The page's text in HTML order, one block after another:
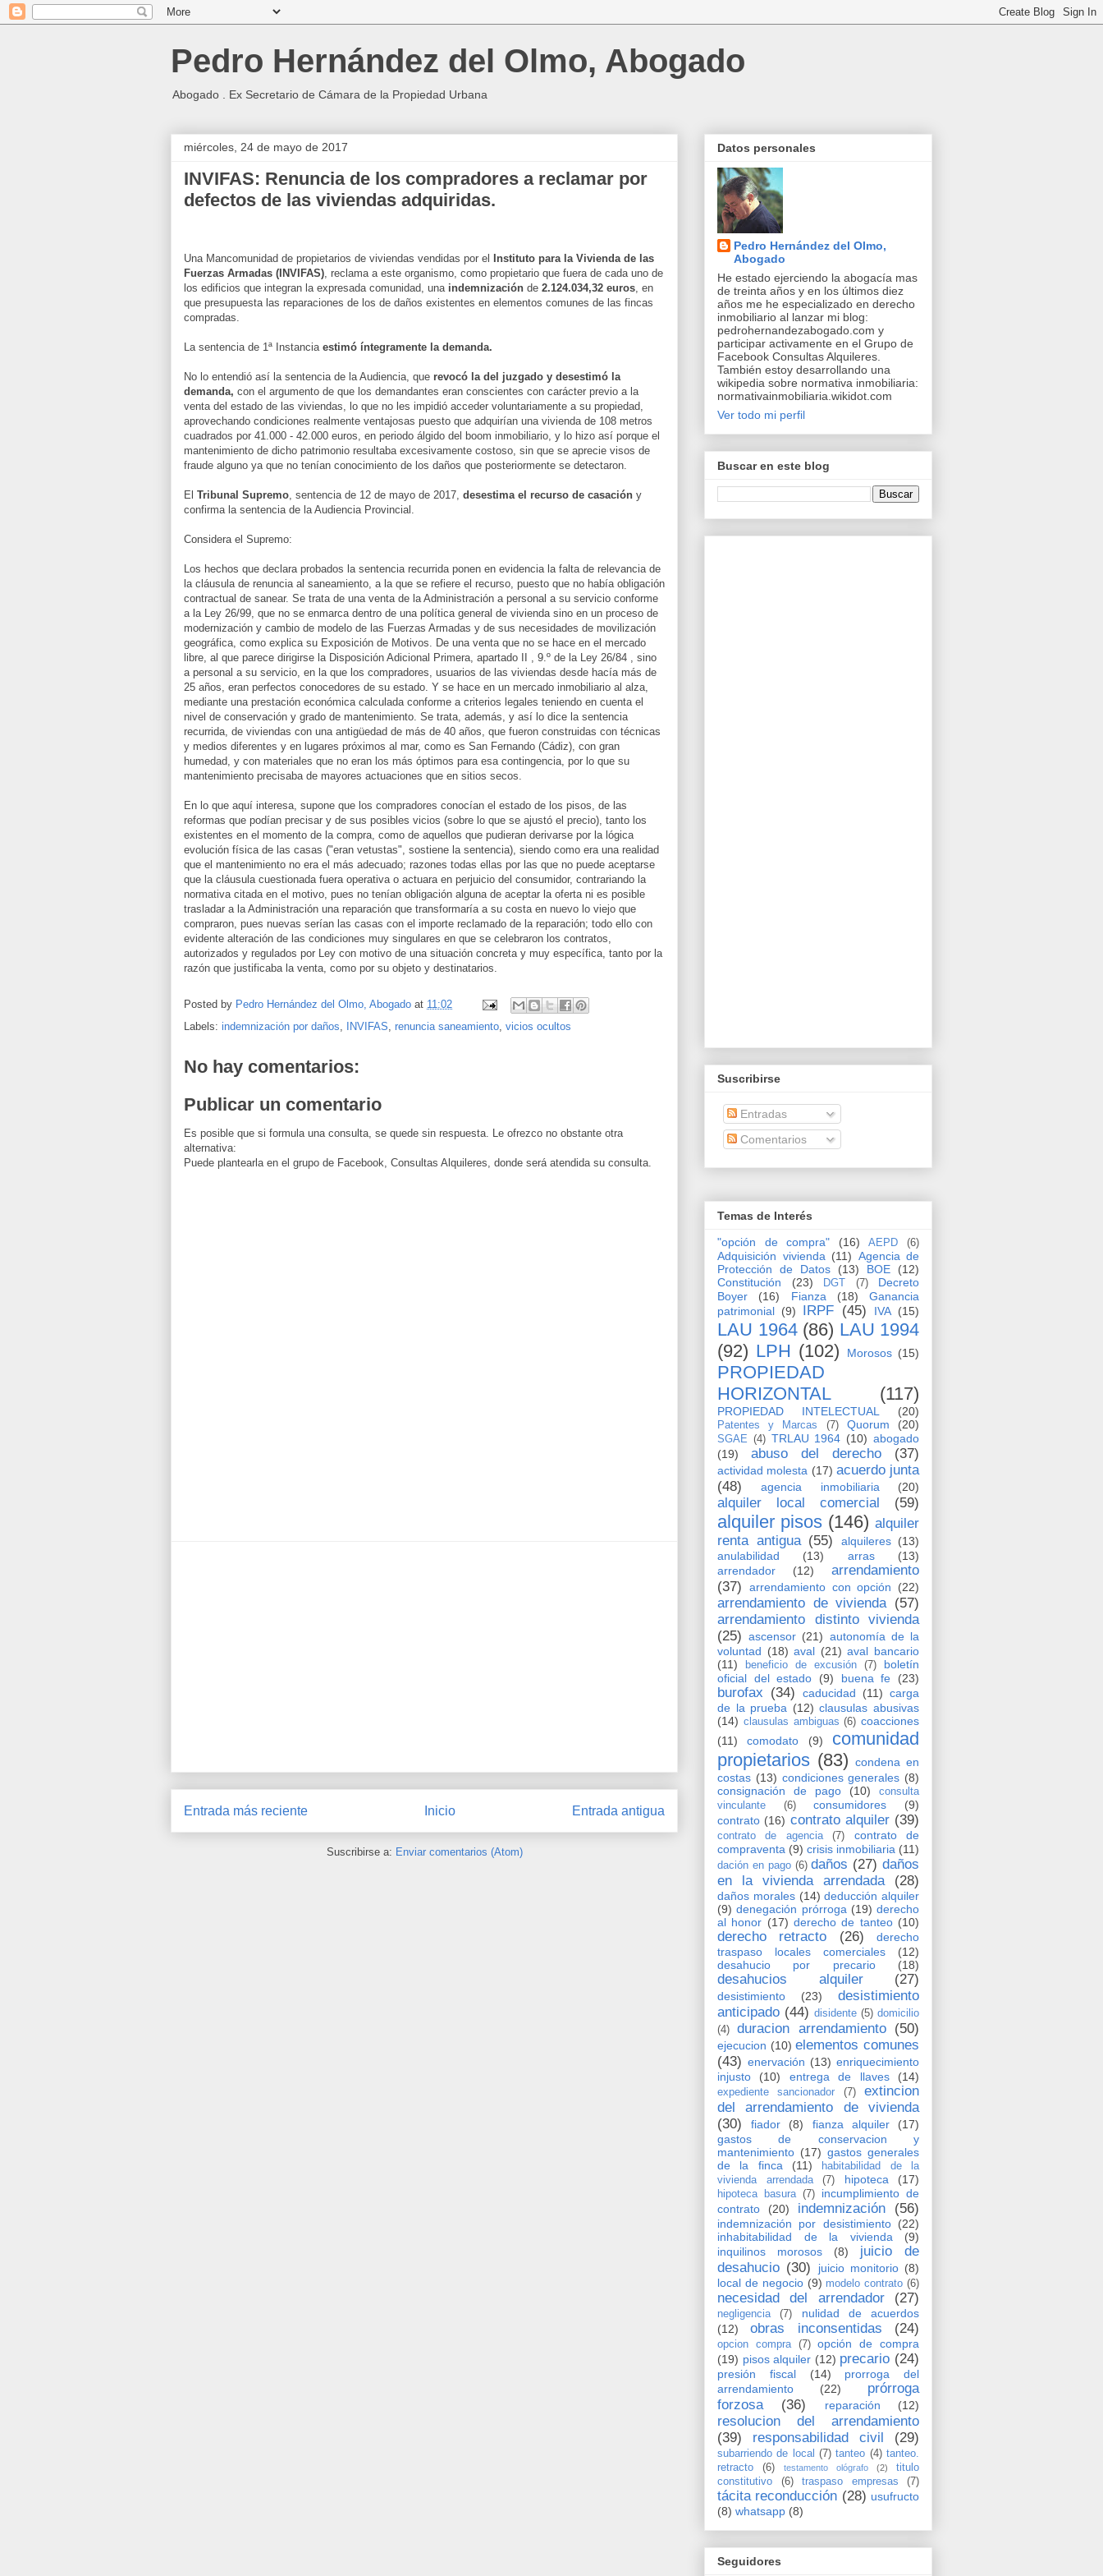
Pedro Hernández del Olmo, Abogado
Abogado . Ex Secretario de Cámara de la Propiedad Urbana
miércoles, 24 de mayo de 2017
INVIFAS: Renuncia de los compradores a reclamar por
defectos de las viviendas adquiridas.
Una Mancomunidad de propietarios de viviendas vendidas por el
Instituto para la Vivienda de las
Fuerzas Armadas (INVIFAS), reclama a este organismo, como propietario que fuera de cada uno de
los edificios que integran la expresada comunidad, una indemnización de 2.124.034,32 euros, en
que presupuesta las reparaciones de los de daños existentes en elementos comunes de las fincas
compradas.
La sentencia de 1ª Instancia estimó íntegramente la demanda.
No lo entendió así la sentencia de la Audiencia, que revocó la del juzgado y desestimó la
demanda, con el argumento de que los demandantes eran conscientes con carácter previo a la
venta del estado de las viviendas, lo que no les impidió acceder voluntariamente a su propiedad,
aprovechando condiciones realmente ventajosas puesto que adquirían una vivienda de 108 metros
cuadrados por 41.000 - 42.000 euros, en periodo álgido del boom inmobiliario, y lo hizo así porque el
mantenimiento de dicho patrimonio resultaba excesivamente costoso, sin que se aprecie visos de
fraude alguno ya que no tenían conocimiento de los daños que posteriormente se detectaron.
El Tribunal Supremo, sentencia de 12 de mayo de 2017, desestima el recurso de casación y
confirma la sentencia de la Audiencia Provincial.
Considera el Supremo:
Los hechos que declara probados la sentencia recurrida ponen en evidencia la falta de relevancia de
la cláusula de renuncia al saneamiento, a la que se refiere el recurso, puesto que no había obligación
contractual de sanear. Se trata de una venta de la Administración a personal a su servicio conforme
a la Ley 26/99, que no se enmarca dentro de una política general de vivienda sino en un proceso de
modernización y cambio de modelo de las Fuerzas Armadas y de sus necesidades de movilización
geográfica, como explica su Exposición de Motivos. De una venta que no se hace en el mercado
libre, al que parece dirigirse la Disposición Adicional Primera, apartado II , 9.º de la Ley 26/84 , sino
a personal a su servicio, en la que los compradores, usuarios de las viviendas desde hacía más de
25 años, eran perfectos conocedores de su estado. Y se hace en un mercado inmobiliario al alza,
mediante una prestación económica calculada conforme a criterios legales teniendo en cuenta el
nivel de conservación y grado de mantenimiento. Se trata, además, y así lo dice la sentencia
recurrida, de viviendas con una antigüedad de más de 40 años, que fueron construidas con técnicas
y medios diferentes y en lugares próximos al mar, como es San Fernando (Cádiz), con gran
humedad, y con materiales que no eran los más óptimos para esa contingencia, por lo que su
mantenimiento precisaba de mayores actuaciones que en sitios secos.
En lo que aquí interesa, supone que los compradores conocían el estado de los pisos, de las
reformas que podían precisar y de sus posibles vicios (sobre lo que se ajustó el precio), tanto los
existentes en el momento de la compra, como de aquellos que pudieran derivarse por la lógica
evolución física de las casas ("eran vetustas", sostiene la sentencia), siendo como era una realidad
que el mantenimiento no era el más adecuado; razones todas ellas por las que no puede aceptarse
que la cláusula cuestionada fuera operativa o actuara en perjuicio del consumidor, contrariando la
normativa citada en el motivo, pues no tenían obligación alguna de aceptar la oferta ni es posible
trasladar a la Administración una reparación que transformaría a su costa en nuevo lo viejo que
compraron, pues nuevas serían las casas con el importe reclamado de la reparación; todo ello con
evidente alteración de las condiciones muy singulares en que se celebraron los contratos,
autorizados y regulados por Ley con motivo de una situación concreta y muy específica, tanto por la
razón que justificaba la venta, como por su objeto y destinatarios.
Posted by Pedro Hernández del Olmo, Abogado at 11:02
Labels: indemnización por daños, INVIFAS, renuncia saneamiento, vicios ocultos
No hay comentarios:
Publicar un comentario
Es posible que si formula una consulta, se quede sin respuesta. Le ofrezco no obstante otra
alternativa:
Puede plantearla en el grupo de Facebook, Consultas Alquileres, donde será atendida su consulta.
Entrada más reciente Entrada antigua
Inicio
Suscribirse a: Enviar comentarios (Atom)
Datos personales
Pedro Hernández del Olmo,
Abogado
He estado ejerciendo la abogacía mas
de treinta años y en los últimos diez
años me he especializado en derecho
inmobiliario al lanzar mi blog:
pedrohernandezabogado.com y
participar activamente en el Grupo de
Facebook Consultas Alquileres.
También estoy desarrollando una
wikipedia sobre normativa inmobiliaria:
normativainmobiliaria.wikidot.com
Ver todo mi perfil
Buscar en este blog
Suscribirse
Entradas
Comentarios
Temas de Interés
"opción de compra"
(16) AEPD (6)
Adquisición vivienda (11) Agencia de
Protección de Datos
(13) BOE
(12)
Constitución
(23) DGT (7)
Decreto
Boyer
(16) Fianza (18)
Ganancia
patrimonial (9) IRPF (45) IVA (15)
LAU 1964 (86) LAU 1994
(92) LPH (102) Morosos (15)
PROPIEDAD
HORIZONTAL
(117)
PROPIEDAD INTELECTUAL (20)
Patentes y Marcas (7) Quorum (20)
SGAE (4) TRLAU 1964 (10) abogado
(19)
abuso del derecho (37)
actividad molesta (17) acuerdo junta
(48)
agencia inmobiliaria (20)
alquiler local comercial (59)
alquiler pisos (146) alquiler
renta antigua (55) alquileres (13)
anulabilidad
(13) arras
(13)
arrendador
(12)
arrendamiento
(37)
arrendamiento con opción (22)
arrendamiento de vivienda (57)
arrendamiento distinto vivienda
(25) ascensor (21) autonomía de la
voluntad (18) aval (21) aval bancario
(11)
beneficio de excusión (7)
boletín
oficial del estado
(9) buena fe (23)
burofax (34) caducidad (11) carga
de la prueba (12) clausulas abusivas
(14) clausulas ambiguas (6) coacciones
(11)
comodato (9)
comunidad
propietarios (83) condena en
costas (13) condiciones generales (8)
consignación de pago
(10)
consulta
vinculante
(6) consumidores
(9)
contrato (16) contrato alquiler (39)
contrato de agencia (7)
contrato de
compraventa (9) crisis inmobiliaria (11)
dación en pago (6) daños (27) daños
en la vivienda arrendada
(28)
daños morales (14) deducción alquiler
(9) denegación prórroga (19) derecho
al honor (17) derecho de tanteo (10)
derecho retracto (26)
derecho
traspaso locales comerciales
(12)
desahucio por precario
(18)
desahucios alquiler (27)
desistimiento (23)
desistimiento
anticipado (44) disidente (5) domicilio
(4)
duracion arrendamiento (50)
ejecucion (10) elementos comunes
(43) enervación (13) enriquecimiento
injusto
(10) entrega de llaves (14)
expediente sancionador (7)
extincion
del arrendamiento de vivienda
(30)
fiador (8) fianza alquiler
(17)
gastos de conservacion y
mantenimiento (17) gastos generales
de la finca
(11)
habitabilidad de la
vivienda arrendada
(7) hipoteca (17)
hipoteca basura (7)
incumplimiento de
contrato
(20) indemnización (56)
indemnización por desistimiento (22)
inhabitabilidad de la vivienda
(9)
inquilinos morosos
(8)
juicio de
desahucio (30) juicio monitorio (8)
local de negocio (9) modelo contrato (6)
necesidad del arrendador (27)
negligencia (7)
nulidad de acuerdos
(12)
obras inconsentidas (24)
opcion compra (7)
opción de compra
(19) pisos alquiler (12) precario (24)
presión fiscal (14)
prorroga del
arrendamiento
(22)
prórroga
forzosa
(36) reparación (12)
resolucion del arrendamiento
(39)
responsabilidad civil (29)
subarriendo de local (7) tanteo (4) tanteo.
retracto
(6) testamento ológrafo (2)
titulo
constitutivo
(6) traspaso empresas (7)
tácita reconducción (28) usufructo
(8) whatsapp (8)
Seguidores